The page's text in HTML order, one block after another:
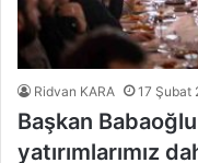
Ridvan KARA 17 Şubat
Başkan
yatırımlarımız